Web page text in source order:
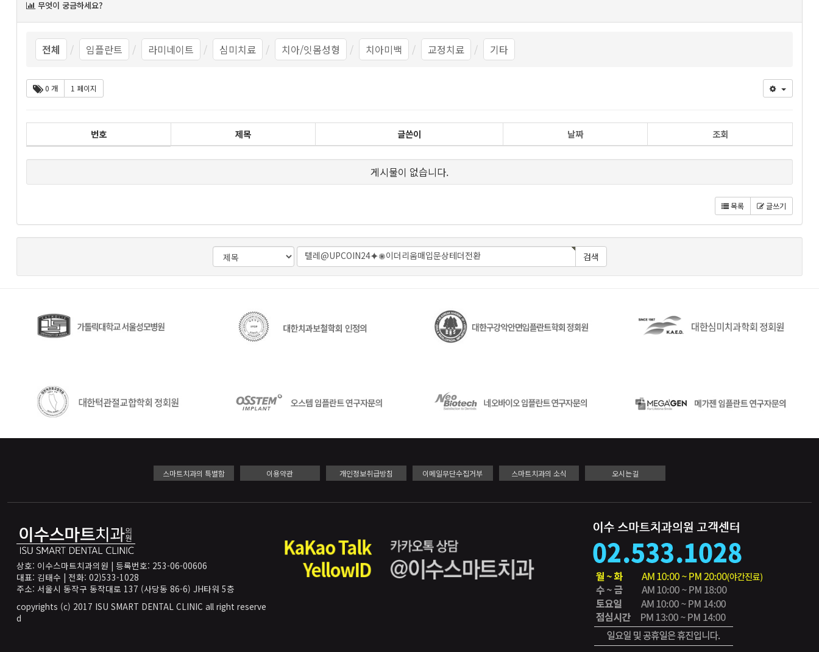
무엇이 궁금하세요?
전체 임플란트 라미네이트 심미치료 치아/잇몸성형 치아미백 교정치료 기타
0 개 1 페이지
번호 제목 글쓴이 날짜 조회
게시물이 없습니다.
목록 글쓰기
검색
스마트치과의 특별함 이용약관 개인정보취급방침 이메일무단수집거부 스마트치과의 소식 오시는길
상호: 이수스마트치과의원 | 등록번호: 253-06-00606
대표: 김태수 | 전화: 02)533-1028
주소: 서울시 동작구 동작대로 137 (사당동 86-6) JH타워 5층
copyrights (c) 2017 ISU SMART DENTAL CLINIC all right reserve
d